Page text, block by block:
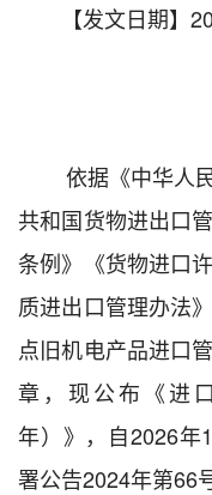
【发文日期】
依据《中华人民
共和国货物进出口
条例》《货物进口
质进出口管理办法
点旧机电产品进口
章，现公布《进
年） 》，自2026年
署公告2024年第66